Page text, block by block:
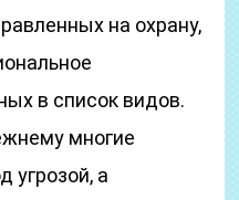
на охрану,
в список видов.
многие
угрозой, а